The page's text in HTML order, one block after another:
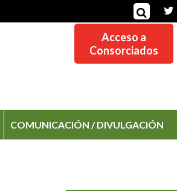
Acceso a
Consorciados
COMUNICACIÓN / DIVULGACIÓN